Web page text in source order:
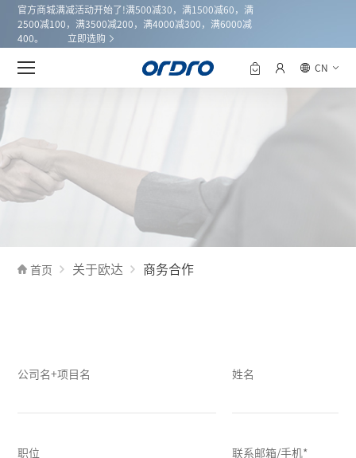
官方商城满减活动开始了!满500减30，满1500减60，满
2500减100，满3500减200，满4000减300，满6000减
400。
立即选购
CN
首页 关于欧达 商务合作
公司名+项目名 姓名
职位 联系邮箱/手机*